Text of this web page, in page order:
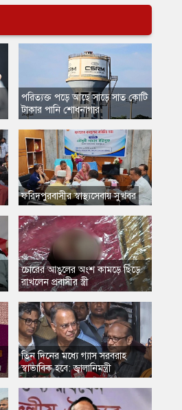
​পরিত্যক্ত পড়ে আছে সাড়ে সাত কোটি
টাকার পানি শোধনাগার
​ফরিদপুরবাসীর স্বাস্থ্যসেবায় সুখবর
​চোরের আঙুলের অংশ কামড়ে ছিঁড়ে
রাখলেন প্রবাসীর স্ত্রী
​তিন দিনের মধ্যে গ্যাস সরবরাহ
স্বাভাবিক হবে: জ্বালানিমন্ত্রী